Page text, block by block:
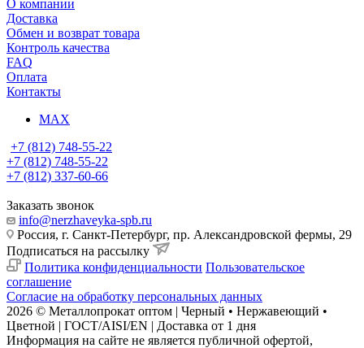
О компании
Доставка
Обмен и возврат товара
Контроль качества
FAQ
Оплата
Контакты
MAX
+7 (812) 748-55-22
+7 (812) 748-55-22
+7 (812) 337-60-66
Заказать звонок
info@nerzhaveyka-spb.ru
Россия, г. Санкт-Петербург, пр. Александровской фермы, 29
Подписаться на рассылку
Политика конфиденциальности Пользовательское
соглашение
Согласие на обработку персональных данных
2026 © Металлопрокат оптом | Черный • Нержавеющий •
Цветной | ГОСТ/AISI/EN | Доставка от 1 дня
Информация на сайте не является публичной офертой,